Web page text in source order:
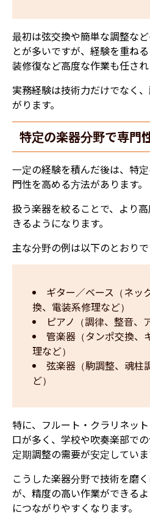
最初は弦交換や簡単な調整な
とが多いですが、経験を重ね
装修復など高度な作業も任され
実務経験は技術力だけでなく
がります。
特定の楽器分野で専門
一定の経験を積んだ後は、特
門性を高める方法があります。
扱う楽器を絞ることで、より
きるようになります。
主な分野の例は以下のとおりで
ギター／ベース（ネッ
換、電装系修理など）
管楽器（タンポ交換、
理など）
弦楽器（駒調整、魂柱
ど）
特に、フルート・クラリネッ
口が多く、学校や吹奏楽部で
定期調整の需要が安定していま
こうした楽器分野で技術を磨
が、精度の高い作業ができる
につながりやすくなります。